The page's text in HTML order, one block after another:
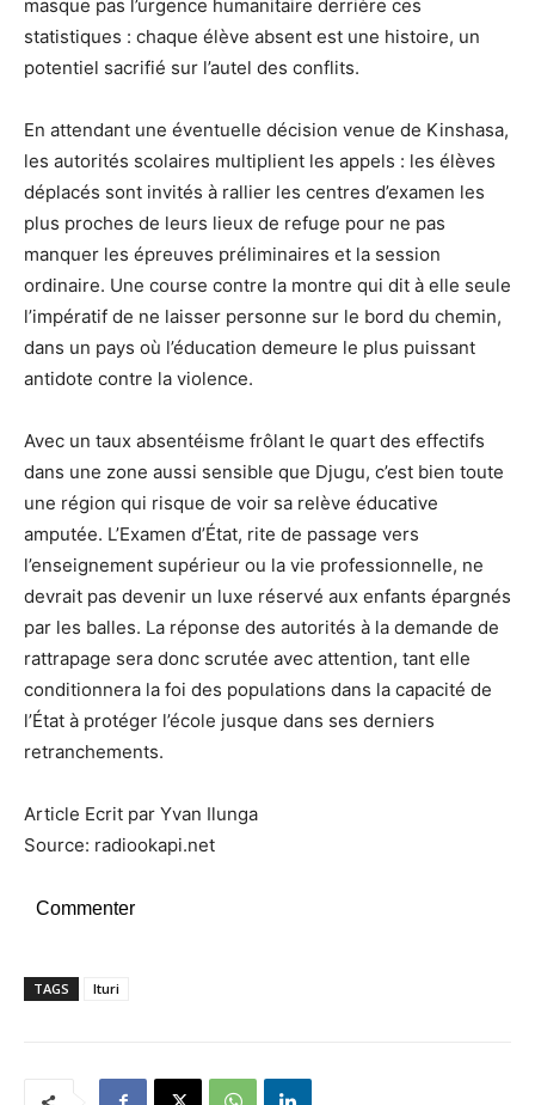
masque pas l’urgence humanitaire derrière ces
statistiques : chaque élève absent est une histoire, un
potentiel sacrifié sur l’autel des conflits.
En attendant une éventuelle décision venue de Kinshasa,
les autorités scolaires multiplient les appels : les élèves
déplacés sont invités à rallier les centres d’examen les
plus proches de leurs lieux de refuge pour ne pas
manquer les épreuves préliminaires et la session
ordinaire. Une course contre la montre qui dit à elle seule
l’impératif de ne laisser personne sur le bord du chemin,
dans un pays où l’éducation demeure le plus puissant
antidote contre la violence.
Avec un taux absentéisme frôlant le quart des effectifs
dans une zone aussi sensible que Djugu, c’est bien toute
une région qui risque de voir sa relève éducative
amputée. L’Examen d’État, rite de passage vers
l’enseignement supérieur ou la vie professionnelle, ne
devrait pas devenir un luxe réservé aux enfants épargnés
par les balles. La réponse des autorités à la demande de
rattrapage sera donc scrutée avec attention, tant elle
conditionnera la foi des populations dans la capacité de
l’État à protéger l’école jusque dans ses derniers
retranchements.
Article Ecrit par Yvan Ilunga
Source: radiookapi.net
Commenter
TAGS Ituri